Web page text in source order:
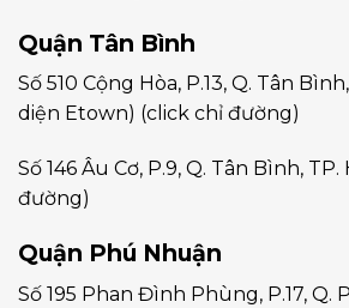
Quận Tân Bình
Số 510 Cộng Hòa, P.13, Q. Tân
diện Etown) (click chỉ đường)
Số 146 Âu Cơ, P.9, Q. Tân Bình, TP.
đường)
Quận Phú Nhuận
Số 195 Phan Đình Phùng, P.17, Q.